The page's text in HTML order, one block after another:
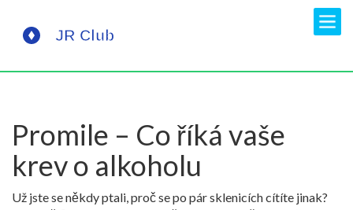
Promile – Co říká vaše
krev o alkoholu
Už jste se někdy ptali, proč se po pár sklenicích cítíte jinak?